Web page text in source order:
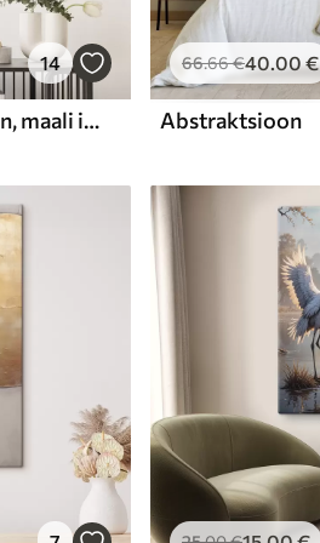
14
Abstraktne kompositsioon, maali imitatsioon
66.66€40.00€
Abstraktsioon